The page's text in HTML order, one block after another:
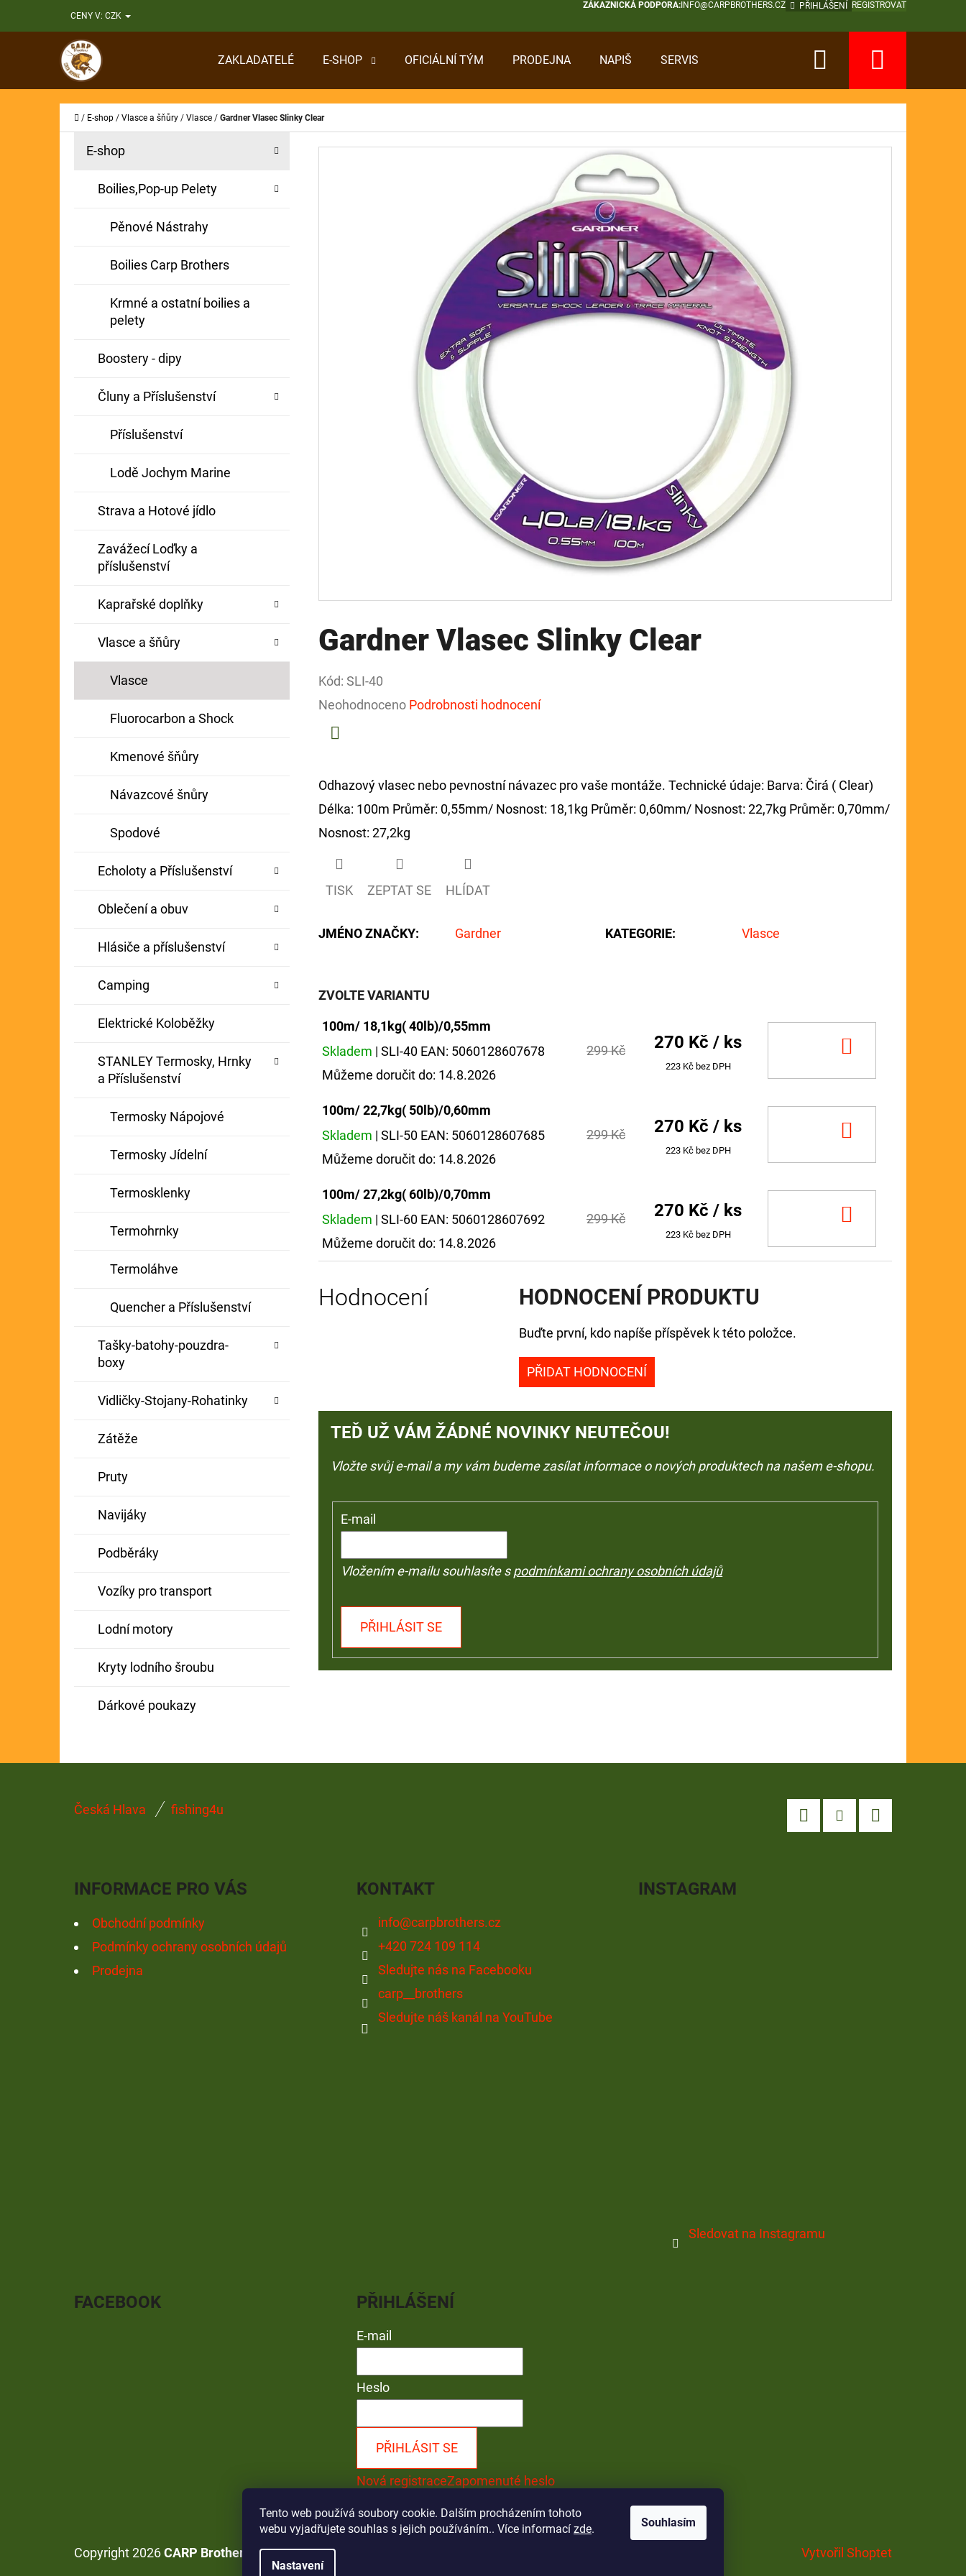
Tento web používá soubory cookie. Dalším procházením tohoto
webu vyjadřujete souhlas s jejich používáním.. Více informací zde.
Nastavení
Souhlasím
na
CENY V: CZK
ZÁKAZNICKÁ PODPORA:INFO@CARPBROTHERS.CZ PŘIHLÁŠENÍ REGISTROVAT
ZAKLADATELÉ E-SHOP OFICIÁLNÍ TÝM PRODEJNA NAPIŠ SERVIS Hledat
Domů
/ E-shop / Vlasce a šňůry / Vlasce / Gardner Vlasec Slinky Clear
Přeskočit
E-shop
Boilies,Pop-up Pelety
Pěnové Nástrahy
Boilies Carp Brothers
Krmné a ostatní boilies a
pelety
Boostery - dipy
Čluny a Příslušenství
Příslušenství
Lodě Jochym Marine
Strava a Hotové jídlo
Zavážecí Loďky a
příslušenství
Kaprařské doplňky
Vlasce a šňůry
Vlasce
Fluorocarbon a Shock
Kmenové šňůry
Návazcové šnůry
Spodové
Echoloty a Příslušenství
Oblečení a obuv
Hlásiče a příslušenství
Camping
Elektrické Koloběžky
STANLEY Termosky, Hrnky
a Příslušenství
Termosky Nápojové
Termosky Jídelní
Termosklenky
Termohrnky
Termoláhve
Quencher a Příslušenství
Tašky-batohy-pouzdra-
boxy
Vidličky-Stojany-Rohatinky
Zátěže
Pruty
Navijáky
Podběráky
Vozíky pro transport
Lodní motory
Kryty lodního šroubu
Dárkové poukazy
Gardner Vlasec Slinky Clear
Kód: SLI-40
Průměrné
hodnocení
hvězdiček.
Neohodnoceno Podrobnosti hodnocení
Odhazový vlasec nebo pevnostní návazec pro vaše montáže. Technické údaje: Barva: Čirá ( Clear)
Délka: 100m Průměr: 0,55mm/ Nosnost: 18,1kg Průměr: 0,60mm/ Nosnost: 22,7kg Průměr: 0,70mm/
Nosnost: 27,2kg
TISK ZEPTAT SE HLÍDAT
JMÉNO ZNAČKY: Gardner KATEGORIE: Vlasce
ZVOLTE VARIANTU
100m/ 18,1kg( 40lb)/0,55mm
Skladem | SLI-40 EAN: 5060128607678
Můžeme doručit do: 14.8.2026
299 Kč 270 Kč / ks
223 Kč bez DPH
100m/ 22,7kg( 50lb)/0,60mm
Skladem | SLI-50 EAN: 5060128607685
Můžeme doručit do: 14.8.2026
299 Kč 270 Kč / ks
223 Kč bez DPH
100m/ 27,2kg( 60lb)/0,70mm
Skladem | SLI-60 EAN: 5060128607692
Můžeme doručit do: 14.8.2026
299 Kč 270 Kč / ks
223 Kč bez DPH
Hodnocení HODNOCENÍ PRODUKTU
Buďte první, kdo napíše příspěvek k této položce.
PŘIDAT HODNOCENÍ
TEĎ UŽ VÁM ŽÁDNÉ NOVINKY NEUTEČOU!
Vložte svůj e-mail a my vám budeme zasílat informace o nových produktech na našem e-shopu.
E-mail
Vložením e-mailu souhlasíte spodmínkami ochrany osobních údajů
PŘIHLÁSIT SE
O
Í
Zpět
do
obchodu
Zpět
do
obchodu
CO POTŘEBUJETE NAJÍT?
HLEDAT
BOILIE RIG PLUS 25LB
Původně: 79 Kč
OLOVĚNÁ ZÁTĚŽ DELPHIN
CYBERBARBED S OTVOREM
Česká Hlava fishing4u
INFORMACE PRO VÁS
Obchodní podmínky
Podmínky ochrany osobních údajů
Prodejna
KONTAKT
info@carpbrothers.cz
+420 724 109 114
Sledujte nás na Facebooku
carp__brothers
Sledujte náš kanál na YouTube
INSTAGRAM
Sledovat na Instagramu
FACEBOOK PŘIHLÁŠENÍ
E-mail
Heslo
PŘIHLÁSIT SE
Nová registraceZapomenuté heslo
Vytvořil Shoptet
Copyright 2026CARP Brothers . Všechna práva vyhrazena.